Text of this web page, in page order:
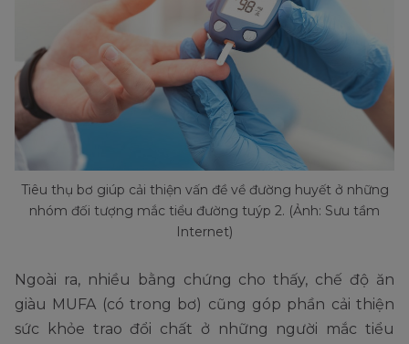
Tiêu thụ bơ giúp cải thiện vấn đề về đường huyết ở những
nhóm đối tượng mắc tiểu đường tuýp 2. (Ảnh: Sưu tầm
Internet)
Ngoài ra, nhiều bằng chứng cho thấy, chế độ ăn
giàu MUFA (có trong bơ) cũng góp phần cải thiện
sức khỏe trao đổi chất ở những người mắc tiểu